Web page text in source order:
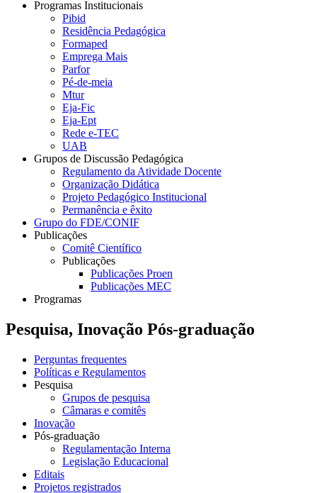
Programas Institucionais
Pibid
Residência Pedagógica
Formaped
Emprega Mais
Parfor
Pé-de-meia
Mtur
Eja-Fic
Eja-Ept
Rede e-TEC
UAB
Grupos de Discussão Pedagógica
Regulamento da Atividade Docente
Organização Didática
Projeto Pedagógico Institucional
Permanência e êxito
Grupo do FDE/CONIF
Publicações
Comitê Científico
Publicações
Publicações Proen
Publicações MEC
Programas
Pesquisa, Inovação Pós-graduação
Perguntas frequentes
Políticas e Regulamentos
Pesquisa
Grupos de pesquisa
Câmaras e comitês
Inovação
Pós-graduação
Regulamentação Interna
Legislação Educacional
Editais
Projetos registrados